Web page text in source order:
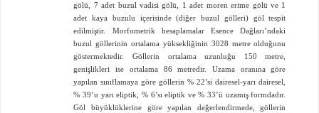
gölü, 7 adet buzul vadisi gölü, 1 adet moren erime gölü ve 1
adet kaya buzulu içerisinde (diğer buzul gölleri) göl tespit
edilmiştir. Morfometrik hesaplamalar Esence Dağları’ndaki
buzul göllerinin ortalama yüksekliğinin 3028 metre olduğunu
göstermektedir. Göllerin ortalama uzunluğu 150 metre,
genişlikleri ise ortalama 86 metredir. Uzama oranına göre
yapılan sınıflamaya göre göllerin % 22’si dairesel-yarı dairesel,
% 39’u yarı eliptik, % 6’sı eliptik ve % 33’ü uzamış formdadır.
Göl büyüklüklerine göre yapılan değerlendirmede, göllerin